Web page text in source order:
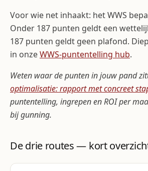
Voor wie net inhaakt: het WWS
Onder 187 punten geldt een
187 punten geldt geen plafond.
in onzeWWS-puntentelling hub.
Weten waar de punten in jouw pand
optimalisatie: rapport met concreet
puntentelling, ingrepen en ROI per
bij gunning.
De drie routes — kort